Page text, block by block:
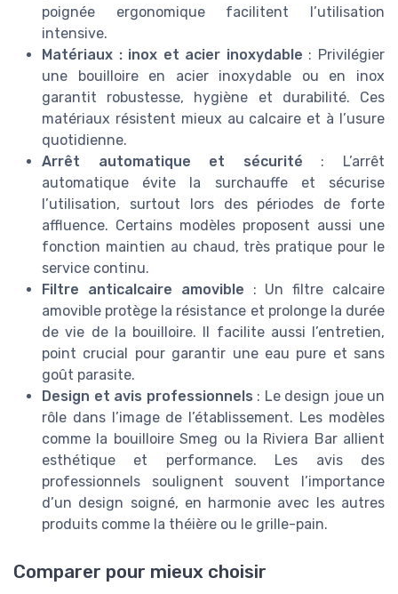
poignée ergonomique facilitent l’utilisation
intensive.
Matériaux : inox et acier inoxydable : Privilégier
une bouilloire en acier inoxydable ou en inox
garantit robustesse, hygiène et durabilité. Ces
matériaux résistent mieux au calcaire et à l’usure
quotidienne.
Arrêt automatique et sécurité : L’arrêt
automatique évite la surchauffe et sécurise
l’utilisation, surtout lors des périodes de forte
affluence. Certains modèles proposent aussi une
fonction maintien au chaud, très pratique pour le
service continu.
Filtre anticalcaire amovible : Un filtre calcaire
amovible protège la résistance et prolonge la durée
de vie de la bouilloire. Il facilite aussi l’entretien,
point crucial pour garantir une eau pure et sans
goût parasite.
Design et avis professionnels : Le design joue un
rôle dans l’image de l’établissement. Les modèles
comme la bouilloire Smeg ou la Riviera Bar allient
esthétique et performance. Les avis des
professionnels soulignent souvent l’importance
d’un design soigné, en harmonie avec les autres
produits comme la théière ou le grille-pain.
Comparer pour mieux choisir